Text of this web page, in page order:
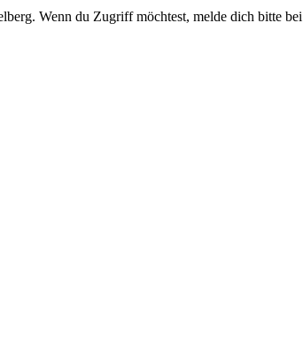
Wenn du Zugriff möchtest, melde dich bitte